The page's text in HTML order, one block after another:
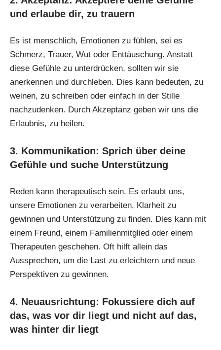
und erlaube dir, zu trauern
Es ist menschlich, Emotionen zu fühlen, sei es
Schmerz, Trauer, Wut oder Enttäuschung. Anstatt
diese Gefühle zu unterdrücken, sollten wir sie
anerkennen und durchleben. Dies kann bedeuten, zu
weinen, zu schreiben oder einfach in der Stille
nachzudenken. Durch Akzeptanz geben wir uns die
Erlaubnis, zu heilen.
3. Kommunikation: Sprich über deine
Gefühle und suche Unterstützung
Reden kann therapeutisch sein. Es erlaubt uns,
unsere Emotionen zu verarbeiten, Klarheit zu
gewinnen und Unterstützung zu finden. Dies kann mit
einem Freund, einem Familienmitglied oder einem
Therapeuten geschehen. Oft hilft allein das
Aussprechen, um die Last zu erleichtern und neue
Perspektiven zu gewinnen.
4. Neuausrichtung: Fokussiere dich auf
das, was vor dir liegt und nicht auf das,
was hinter dir liegt